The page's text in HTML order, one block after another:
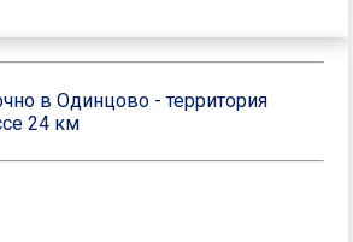
в Одинцово - территория
24 км